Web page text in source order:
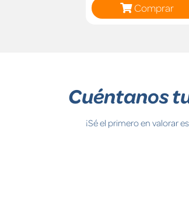
Comprar
Cuéntanos
¡Sé el primero en valorar